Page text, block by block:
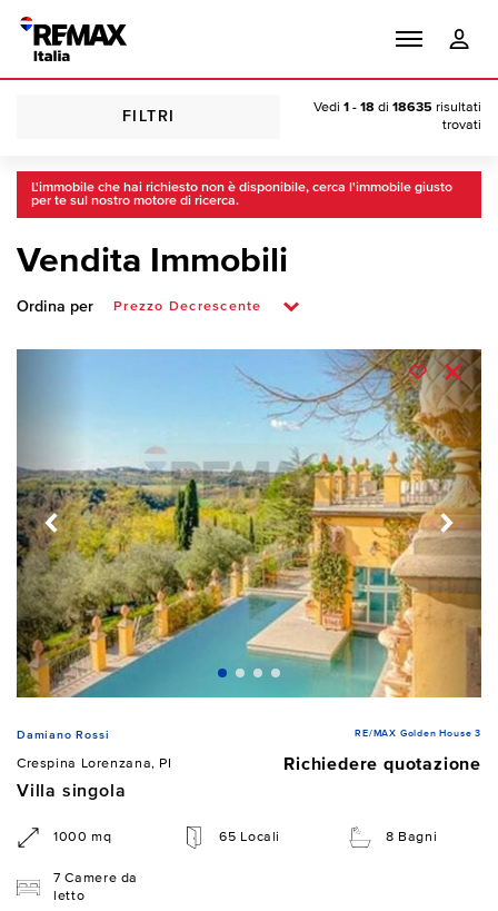
FILTRI
Vedi 1 - 18 di 18635 risultati
trovati
L'immobile che hai richiesto non è disponibile, cerca l'immobile giusto
per te sul nostro motore di ricerca.
Vendita Immobili
Ordina per
Damiano Rossi RE/MAX Golden House 3
Crespina Lorenzana, PI
Richiedere quotazione
Villa singola
1000 mq 65 Locali 8 Bagni
7 Camere da
letto